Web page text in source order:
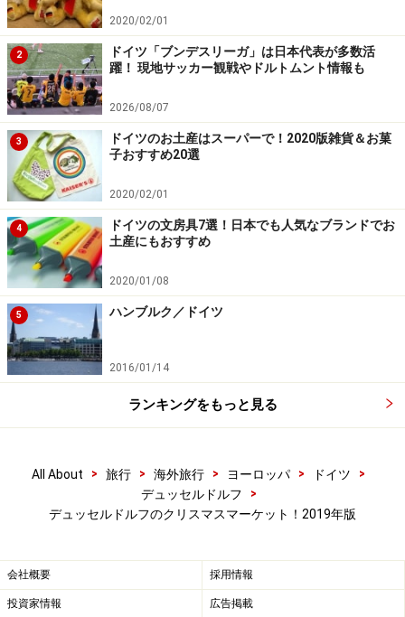
やはり伝統的なクリスマス市が一番人気。週末はオランダや
ベルギーからもたくさんの人がやってくる
デュッセルドルフの旧市街では多彩なクリスマスマーケ
ットが開かれますが、まず最初におすすめしたいのが市
庁舎が建つマルクト広場（Marktplatz）です。石畳の広
場に大きなクリスマスツリーが立ち手工芸品の屋台が並
ぶマーケットは、昔ながらの伝統的な雰囲気で街一番の
人気。週末ともなると身動きがとれないほどの混雑ぶり
です。
珍しい白のグリューワインが人気
広場でひときわ賑わう一角がグリューワイン（ホットワ
イン）の屋台。グリューワインは普通は赤ワインから作
しく白のみ。ワイナリー直営ということでとても人気が
見かけたらそこのグリューワインはワイナリー直送とい
うこと。市販品を温めたものとはまた違った美味しさが
2020/02/01
2
ドイツ「ブンデスリーガ」は日本代表が多数活
躍！ 現地サッカー観戦やドルトムント情報も
2026/08/07
3
ドイツのお土産はスーパーで！2020版雑貨＆お菓
子おすすめ20選
2020/02/01
4
ドイツの文房具7選！日本でも人気なブランドでお
土産にもおすすめ
2020/01/08
5 ハンブルク／ドイツ
2016/01/14
ランキングをもっと見る
All About > 旅行 > 海外旅行 > ヨーロッパ > ドイツ
>
デュッセルドルフ
>
デュッセルドルフのクリスマスマーケット！2019年版
会社概要 採用情報
投資家情報 広告掲載